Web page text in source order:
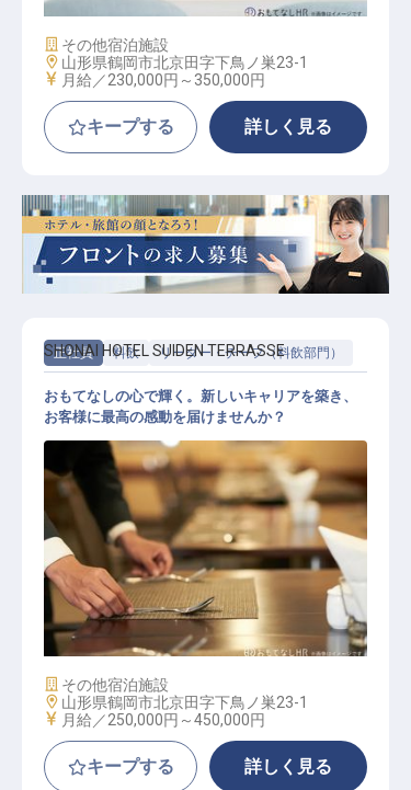
施設業態
その他宿泊施設
勤務地
山形県鶴岡市北京田字下鳥ノ巣23-1
給与
月給／230,000円～ 350,000円
キープする 詳しく見る
正社員 料飲 リーダー・チーフ（料飲部門）
サービスリーダー
SHONAI HOTEL SUIDEN TERRASSE
おもてなしの心で輝く。新しいキャリアを築き、
お客様に最高の感動を届けませんか？
施設業態
その他宿泊施設
勤務地
山形県鶴岡市北京田字下鳥ノ巣23-1
給与
月給／250,000円～450,000円
キープする 詳しく見る